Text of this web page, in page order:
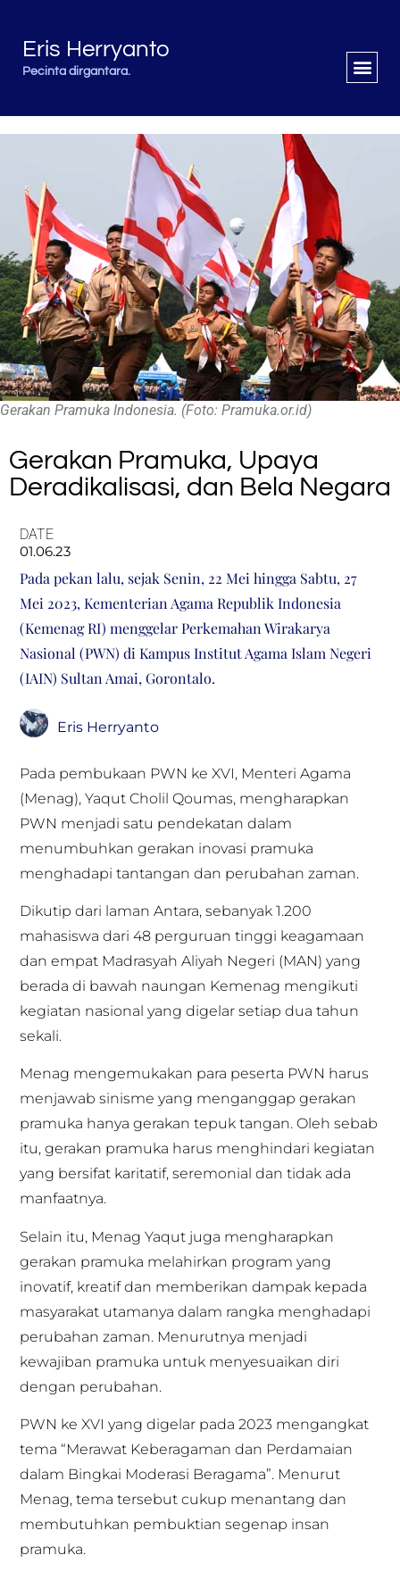
Eris Herryanto
Pecinta dirgantara.
Gerakan Pramuka Indonesia. (Foto: Pramuka.or.id)
Gerakan Pramuka, Upaya
Deradikalisasi, dan Bela Negara
DATE
01.06.23
Pada pekan lalu, sejak Senin, 22 Mei hingga Sabtu, 27
Mei 2023, Kementerian Agama Republik Indonesia
(Kemenag RI) menggelar Perkemahan Wirakarya
Nasional (PWN) di Kampus Institut Agama Islam Negeri
(IAIN) Sultan Amai, Gorontalo.
Eris Herryanto
Pada pembukaan PWN ke XVI, Menteri Agama
(Menag), Yaqut Cholil Qoumas, mengharapkan
PWN menjadi satu pendekatan dalam
menumbuhkan gerakan inovasi pramuka
menghadapi tantangan dan perubahan zaman.
Dikutip dari laman Antara, sebanyak 1.200
mahasiswa dari 48 perguruan tinggi keagamaan
dan empat Madrasyah Aliyah Negeri (MAN) yang
berada di bawah naungan Kemenag mengikuti
kegiatan nasional yang digelar setiap dua tahun
sekali.
Menag mengemukakan para peserta PWN harus
menjawab sinisme yang menganggap gerakan
pramuka hanya gerakan tepuk tangan. Oleh sebab
itu, gerakan pramuka harus menghindari kegiatan
yang bersifat karitatif, seremonial dan tidak ada
manfaatnya.
Selain itu, Menag Yaqut juga mengharapkan
gerakan pramuka melahirkan program yang
inovatif, kreatif dan memberikan dampak kepada
masyarakat utamanya dalam rangka menghadapi
perubahan zaman. Menurutnya menjadi
kewajiban pramuka untuk menyesuaikan diri
dengan perubahan.
PWN ke XVI yang digelar pada 2023 mengangkat
tema “Merawat Keberagaman dan Perdamaian
dalam Bingkai Moderasi Beragama”. Menurut
Menag, tema tersebut cukup menantang dan
membutuhkan pembuktian segenap insan
pramuka.